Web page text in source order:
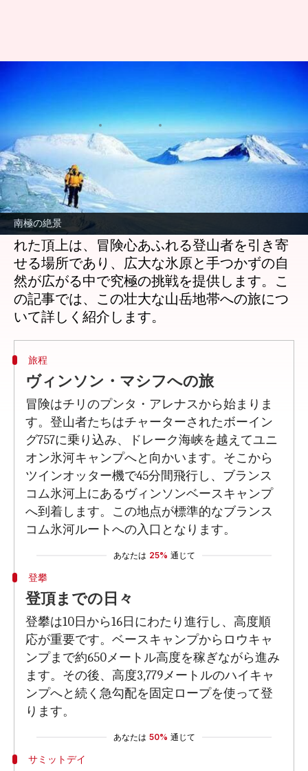
南極の絶景
南極の魅力的なヴィンソン・マ
シフ: 極限の山岳脱出
著者 Keito Komeda Jul 07, 2026 06:13 pm
どんな話なの
南極大陸のエルスワース山脈に位置するヴィ
ンソン・マシフは、標高4,892メートルで南極
最高峰として知られています。この氷に覆わ
れた頂上は、冒険心あふれる登山者を引き寄
せる場所であり、広大な氷原と手つかずの自
然が広がる中で究極の挑戦を提供します。こ
の記事では、この壮大な山岳地帯への旅につ
旅程
ヴィンソン・マシフへの旅
冒険はチリのプンタ・アレナスから始まりま
す。登山者たちはチャーターされたボーイン
グ757に乗り込み、ドレーク海峡を越えてユニ
オン氷河キャンプへと向かいます。そこから
ツインオッター機で45分間飛行し、ブランス
コム氷河上にあるヴィンソンベースキャンプ
へ到着します。この地点が標準的なブランス
コム氷河ルートへの入口となります。
あなたは 25% 通じて
登攀
登頂までの日々
登攀は10日から16日にわたり進行し、高度順
応が重要です。ベースキャンプからロウキャ
ンプまで約650メートル高度を稼ぎながら進み
ます。その後、高度3,779メートルのハイキャ
ンプへと続く急勾配を固定ロープを使って登
ります。
あなたは 50% 通じて
サミットデイ